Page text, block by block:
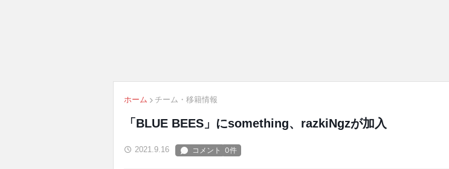
ホーム チーム・移籍情報
「BLUE BEES」にsomething、razkiNgzが加入
2021.9.16